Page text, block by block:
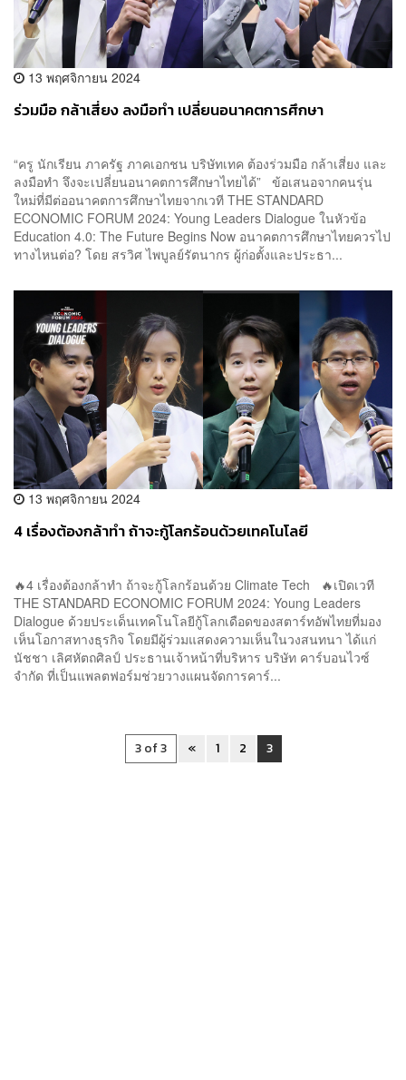
13 พฤศจิกายน 2024
ร่วมมือ กล้าเสี่ยง ลงมือทำ เปลี่ยนอนาคตการศึกษา
“ครู นักเรียน ภาครัฐ ภาคเอกชน บริษัทเทค ต้องร่วมมือ กล้าเสี่ยง และ
ลงมือทำ จึงจะเปลี่ยนอนาคตการศึกษาไทยได้” ข้อเสนอจากคนรุ่น
ใหม่ที่มีต่ออนาคตการศึกษาไทยจากเวที THE STANDARD
ECONOMIC FORUM 2024: Young Leaders Dialogue ในหัวข้อ
Education 4.0: The Future Begins Now อนาคตการศึกษาไทยควรไป
ทางไหนต่อ? โดย สรวิศ ไพบูลย์รัตนากร ผู้ก่อตั้งและประธา...
13 พฤศจิกายน 2024
4 เรื่องต้องกล้าทำ ถ้าจะกู้โลกร้อนด้วยเทคโนโลยี
🔥4 เรื่องต้องกล้าทำ ถ้าจะกู้โลกร้อนด้วย Climate Tech 🔥เปิดเวที
THE STANDARD ECONOMIC FORUM 2024: Young Leaders
Dialogue ด้วยประเด็นเทคโนโลยีกู้โลกเดือดของสตาร์ทอัพไทยที่มอง
เห็นโอกาสทางธุรกิจ โดยมีผู้ร่วมแสดงความเห็นในวงสนทนา ได้แก่
นัชชา เลิศหัตถศิลป์ ประธานเจ้าหน้าที่บริหาร บริษัท คาร์บอนไวซ์
จำกัด ที่เป็นแพลตฟอร์มช่วยวางแผนจัดการคาร์...
3 of 3 « 1 2 3